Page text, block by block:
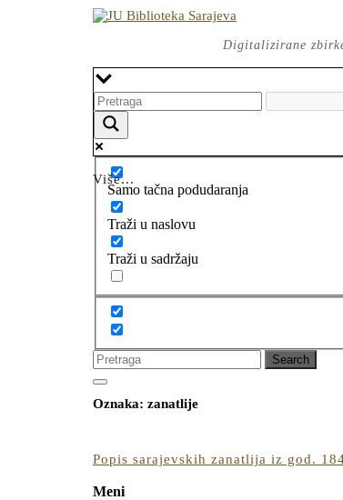
Skip
Digitalizirane
Više...
Samo tačna podudaranja
Traži u naslovu
Traži u sadržaju
Search
for:
Open
Button
BUTTON
Oznaka: zanatlije
Popis sarajevskih zanatlija iz god.
Meni